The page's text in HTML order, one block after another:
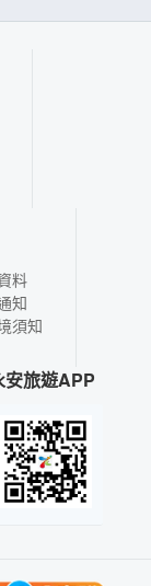
料
知
須知
安旅遊APP